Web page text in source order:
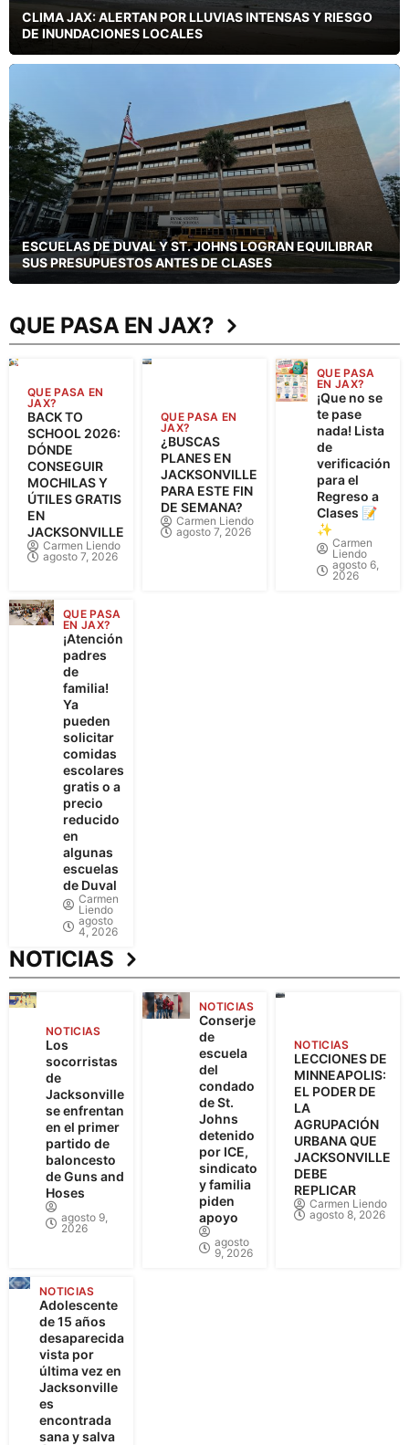
CLIMA JAX: ALERTAN POR LLUVIAS INTENSAS Y RIESGO
DE INUNDACIONES LOCALES
ESCUELAS DE DUVAL Y ST. JOHNS LOGRAN EQUILIBRAR
SUS PRESUPUESTOS ANTES DE CLASES
QUE PASA EN JAX?
QUE PASA EN
JAX?
BACK TO
SCHOOL 2026:
DÓNDE
CONSEGUIR
MOCHILAS Y
ÚTILES GRATIS
EN
JACKSONVILLE
Carmen Liendo
agosto 7, 2026
QUE PASA EN
JAX?
¿BUSCAS
PLANES EN
JACKSONVILLE
PARA ESTE FIN
DE SEMANA?
Carmen Liendo
agosto 7, 2026
QUE PASA
EN JAX?
¡Que no se
te pase
nada! Lista
de
verificación
para el
Regreso a
Clases 📝
✨
Carmen
Liendo
agosto 6,
2026
QUE PASA
EN JAX?
¡Atención
padres
de
familia!
Ya
pueden
solicitar
comidas
escolares
gratis o a
precio
reducido
en
algunas
escuelas
de Duval
Carmen
Liendo
agosto
4, 2026
NOTICIAS
NOTICIAS
Los
socorristas
de
Jacksonville
se enfrentan
en el primer
partido de
baloncesto
de Guns and
Hoses
agosto 9,
2026
NOTICIAS
Conserje
de
escuela
del
condado
de St.
Johns
detenido
por ICE,
sindicato
y familia
piden
apoyo
agosto
9, 2026
NOTICIAS
LECCIONES DE
MINNEAPOLIS:
EL PODER DE
LA
AGRUPACIÓN
URBANA QUE
JACKSONVILLE
DEBE
REPLICAR
Carmen Liendo
agosto 8, 2026
NOTICIAS
Adolescente
de 15 años
desaparecida
vista por
última vez en
Jacksonville
es
encontrada
sana y salva